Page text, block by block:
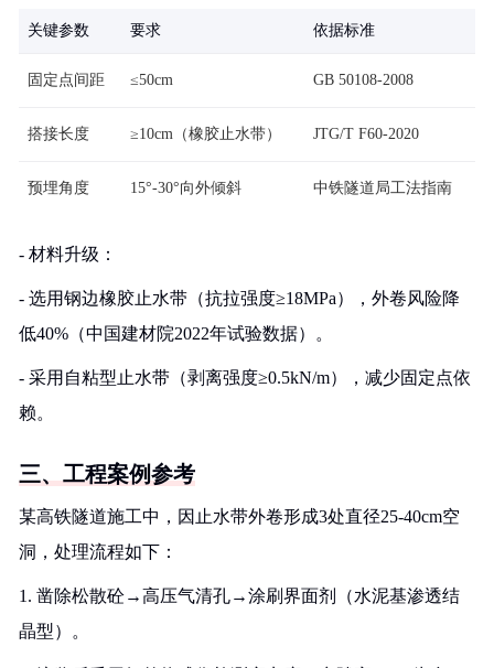
关键参数 要求 依据标准
固定点间距 ≤50cm GB 50108-2008
搭接长度 ≥10cm（橡胶止水带） JTG/T F60-2020
预埋角度 15°-30°向外倾斜 中铁隧道局工法指南
- 材料升级：
- 选用钢边橡胶止水带（抗拉强度≥18MPa），外卷风险降
低40%（中国建材院2022年试验数据）。
- 采用自粘型止水带（剥离强度≥0.5kN/m），减少固定点依
赖。
三、工程案例参考
某高铁隧道施工中，因止水带外卷形成3处直径25-40cm空
洞，处理流程如下：
1. 凿除松散砼→高压气清孔→涂刷界面剂（水泥基渗透结
晶型）。